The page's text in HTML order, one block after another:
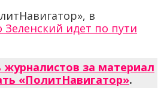
в
Зеленский идет по пути
за материал
«ПолитНавигатор».